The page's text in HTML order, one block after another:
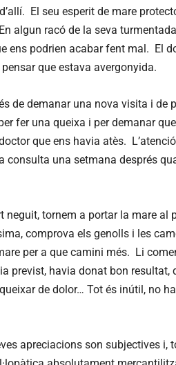
El seu esperit de mare
algun racó de la seva
ens podrien acabar fent mal. El
que estava avergonyida.
de demanar una nova visita i de
fer una queixa i per demanar
que ens havia atès.
una setmana després
neguit, tornem a portar la mare al
comprova els genolls i les
per a que camini més. Li
previst, havia donat bon resultat,
de dolor… Tot és inútil, no
apreciacions son subjectives i,